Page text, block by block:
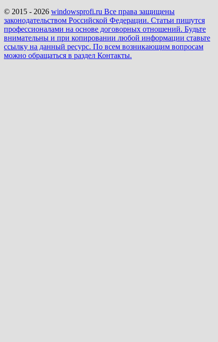
© 2015 - 2026 windowsprofi.ru Все права защищены
законодательством Российской Федерации. Статьи пишутся
профессионалами на основе договорных отношений. Будьте
внимательны и при копировании любой информации ставьте
ссылку на данный ресурс. По всем возникающим вопросам
можно обращаться в раздел Контакты.